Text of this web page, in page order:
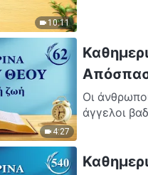
10:11
4:27
Οι
άγγελοι